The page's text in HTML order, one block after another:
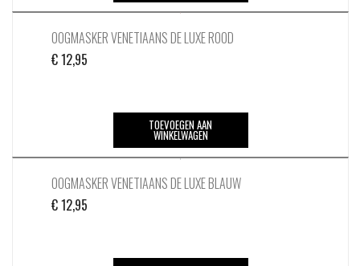
OOGMASKER VENETIAANS DE LUXE ROOD
€12,95
TOEVOEGEN AAN
WINKELWAGEN
OOGMASKER VENETIAANS DE LUXE BLAUW
€12,95